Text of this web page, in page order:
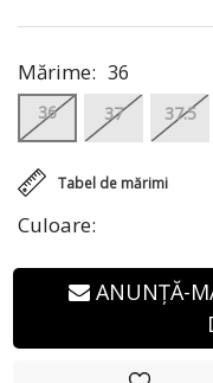
Culoare:
Tabel de mărimi
Mărime: 36
36 37 37.5
ANUNȚĂ-